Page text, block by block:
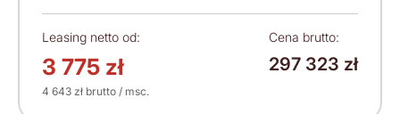
Leasing netto od:
3 775 zł
4 643 zł brutto / msc.
Cena brutto:
297 323 zł